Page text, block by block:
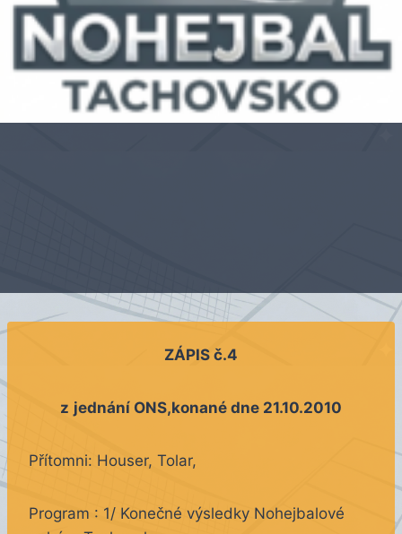
ZÁPIS č.4
z jednání ONS,konané dne 21.10.2010
Přítomni: Houser, Tolar,
Program : 1/ Konečné výsledky Nohejbalové